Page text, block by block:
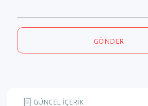
GÖNDER
GÜNCEL İÇERİK